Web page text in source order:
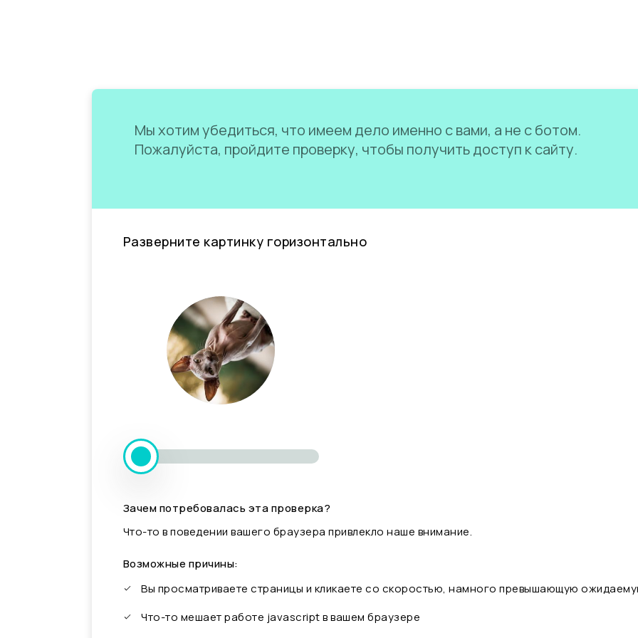
Мы хотим убедиться, что имеем дело именно с вами, а не с ботом.
Пожалуйста, пройдите проверку, чтобы получить доступ к сайту.
Разверните картинку горизонтально
Зачем потребовалась эта проверка?
Что-то в поведении вашего браузера привлекло наше внимание.
Возможные причины:
Вы просматриваете страницы и кликаете со скоростью, намного превышающую
Что-то мешает работе javascript в вашем браузере